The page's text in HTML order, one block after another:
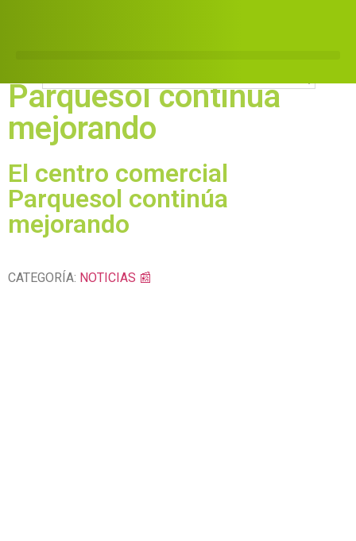
Parquesol continúa
mejorando
El centro comercial
Parquesol continúa
mejorando
CATEGORÍA: NOTICIAS 📰